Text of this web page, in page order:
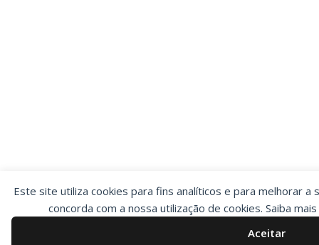
Este site utiliza cookies para fins analíticos e para melhorar a
concorda com a nossa utilização de cookies. Saiba
Aceitar